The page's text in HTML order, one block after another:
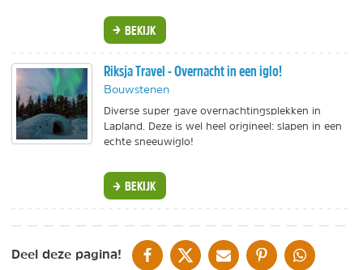
BEKIJK
Riksja Travel - Overnacht in een iglo!
Bouwstenen
Diverse super gave overnachtingsplekken in
Lapland. Deze is wel heel origineel: slapen in een
echte sneeuwiglo!
BEKIJK
Deel deze pagina! DELEN OP FACEBOOK
DELEN OP XDELEN VIA DE MAIL
DELEN OP PINTEREST
DELEN OP